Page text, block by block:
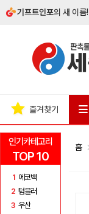
기프트인포의 새 이름!
인기카테고리
TOP 10
1 에코백
2 텀블러
3 우산
즐겨찾기
홈